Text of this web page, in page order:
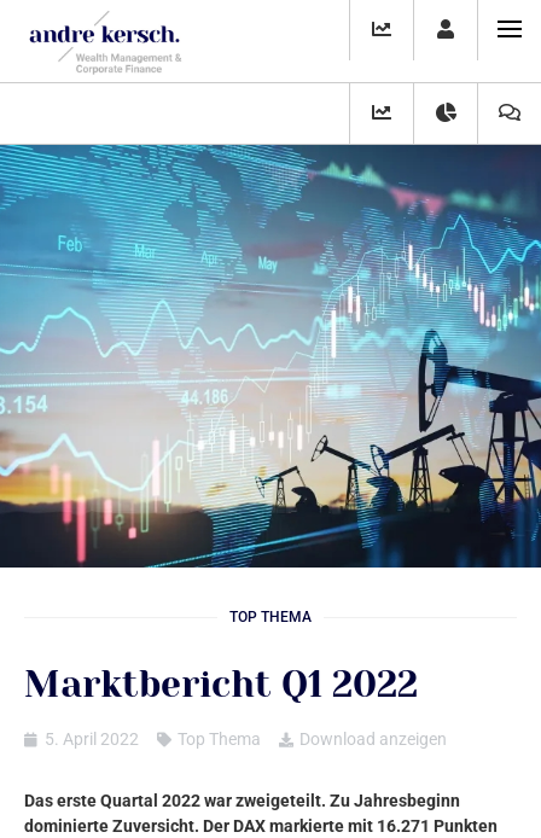
TOP THEMA
Marktbericht Q1 2022
5. April 2022 Top Thema Download anzeigen
Das erste Quartal 2022 war zweigeteilt. Zu Jahresbeginn
dominierte Zuversicht. Der DAX markierte mit 16.271 Punkten